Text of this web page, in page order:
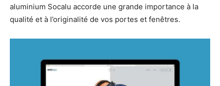
aluminium Socalu accorde une grande importance à la
qualité et à l’originalité de vos portes et fenêtres.